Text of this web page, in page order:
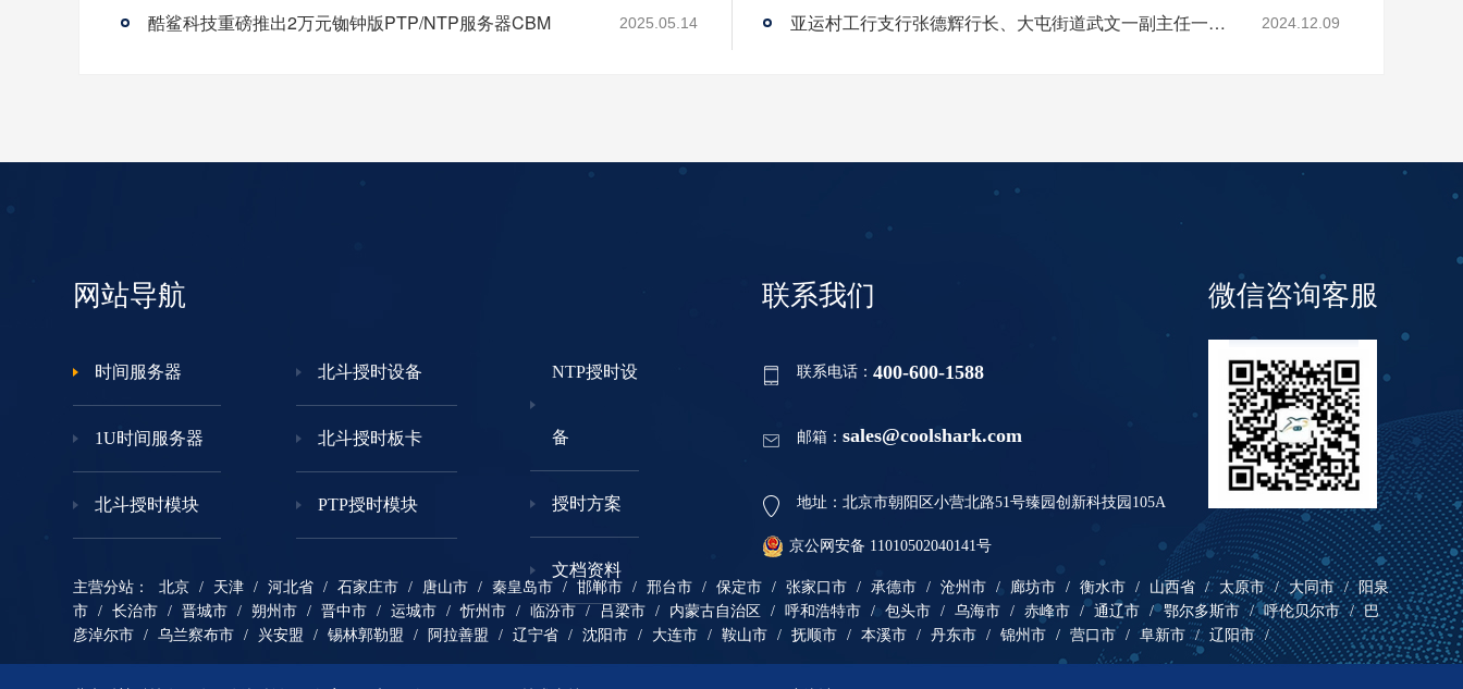
酷鲨科技重磅推出2万元铷钟版PTP/NTP服务器CBM 2025.05.14 亚运村工行支行张德辉行长、大屯街道武文一副主任一行莅临酷鲨科技调研 2024.12.09
网站导航
时间服务器 北斗授时设备 NTP授时设
备
1U时间服务器 北斗授时板卡
授时方案
北斗授时模块 PTP授时模块
文档资料
联系我们
联系电话：400-600-1588
邮箱：sales@coolshark.com
地址：北京市朝阳区小营北路51号臻园创新科技园105A
京公网安备 11010502040141号
微信咨询客服
主营分站： 北京 / 天津 / 河北省 / 石家庄市 / 唐山市 / 秦皇岛市 / 邯郸市 / 邢台市 / 保定市 / 张家口市 / 承德市 / 沧州市 / 廊坊市 / 衡水市 / 山西省 / 太原市 / 大同市 / 阳泉
市 / 长治市 / 晋城市 / 朔州市 / 晋中市 / 运城市 / 忻州市 / 临汾市 / 吕梁市 / 内蒙古自治区 / 呼和浩特市 / 包头市 / 乌海市 / 赤峰市 / 通辽市 / 鄂尔多斯市 / 呼伦贝尔市 / 巴
彦淖尔市 / 乌兰察布市 / 兴安盟 / 锡林郭勒盟 / 阿拉善盟 / 辽宁省 / 沈阳市 / 大连市 / 鞍山市 / 抚顺市 / 本溪市 / 丹东市 / 锦州市 / 营口市 / 阜新市 / 辽阳市 /